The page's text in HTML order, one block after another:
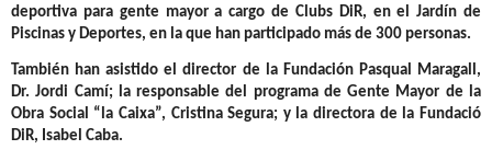
deportiva para gente mayor a cargo de Clubs DiR, en el Jardín de
Piscinas y Deportes, en la que han participado más de 300 personas.
También han asistido el director de la Fundación Pasqual Maragall,
Dr. Jordi Camí; la responsable del programa de Gente Mayor de la
Obra Social “la Caixa”, Cristina Segura; y la directora de la Fundació
DiR, Isabel Caba.